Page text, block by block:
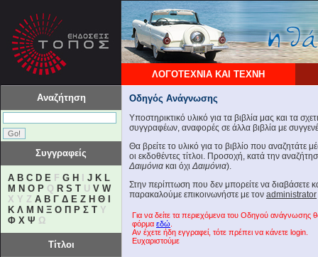
ΛΟΓΟΤΕΧΝΙΑ ΚΑΙ ΤΕΧΝΗ
Αναζήτηση
Συγγραφείς
A B C D E F G H J K L
M N O P Q R S T U V W
X Y Z Α Β Γ Δ Ε Ζ Η Θ
Κ Λ Μ Ν Ξ Ο Π Ρ Σ Τ Υ
Φ Χ Ψ Ω
Τίτλοι
Οδηγός Ανάγνωσης
Υποστηρικτικό υλικό για τα βιβλία μας και τα
συγγραφέων, αναφορές σε άλλα βιβλία με
Θα βρείτε το υλικό για το βιβλίο που αναζητάτε
οι εκδοθέντες τίτλοι. Προσοχή, κατά την
Δαιμόνια και όχιΔαιμόνια).
Στην περίπτωση που δεν μπορείτε να διαβάσετε
παρακαλούμε επικοινωνήστε με τον administrator
Για να δείτε τα περιεχόμενα του Οδηγού
φόρμα εδώ
Αν έχετε ήδη εγγραφεί, τότε πρέπει να κάνετε login.
Ευχαριστούμε